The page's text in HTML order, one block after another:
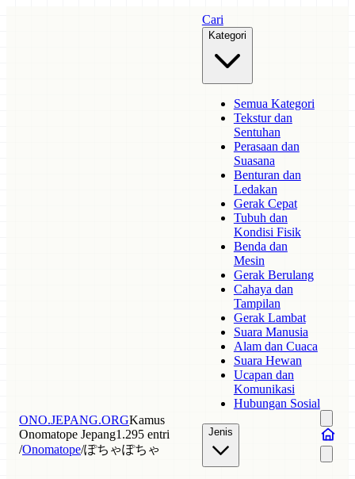
ONO.JEPANG.ORGKamus
Onomatope Jepang1.295 entri
/Onomatope/ぽちゃぽちゃ
Cari
Kategori
Semua Kategori
Tekstur dan
Sentuhan
Perasaan dan
Suasana
Benturan dan
Ledakan
Gerak Cepat
Tubuh dan
Kondisi Fisik
Benda dan
Mesin
Gerak Berulang
Cahaya dan
Tampilan
Gerak Lambat
Suara Manusia
Alam dan Cuaca
Suara Hewan
Ucapan dan
Komunikasi
Hubungan Sosial
Jenis